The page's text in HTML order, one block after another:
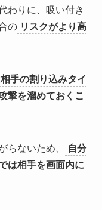
わりに、吸い付き
の リスクがより高
手の割り込みタイ
撃を溜めておくこ
らないため、
自分
は相手を画面内に